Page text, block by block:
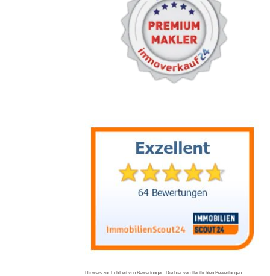
Hinweis zur Echtheit von Bewertungen: Die hier veröffentlichten Bewertungen